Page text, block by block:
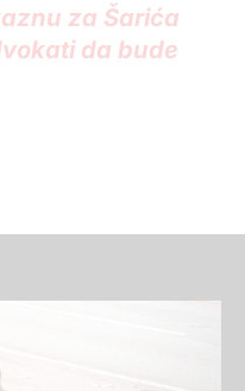
za Šarića
da bude